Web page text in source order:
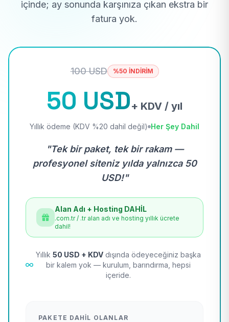
içinde; ay sonunda karşınıza çıkan ekstra bir
fatura yok.
100 USD %50 İNDİRİM
50 USD+ KDV / yıl
Yıllık ödeme (KDV %20 dahil değil) Her Şey Dahil
"Tek bir paket, tek bir rakam —
profesyonel siteniz yılda yalnızca 50
USD!"
Alan Adı + Hosting DAHİL
.com.tr / .tr alan adı ve hosting yıllık ücrete
dahil!
Yıllık 50 USD + KDV dışında ödeyeceğiniz başka
bir kalem yok — kurulum, barındırma, hepsi
içeride.
PAKETE DAHIL OLANLAR